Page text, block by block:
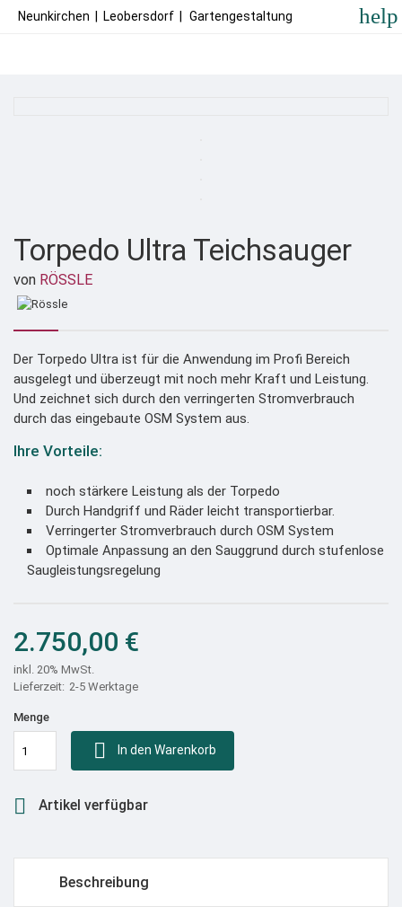
Neunkirchen Leobersdorf Gartengestaltung help
Torpedo Ultra Teichsauger
von RÖSSLE
Der Torpedo Ultra ist für die Anwendung im Profi Bereich
ausgelegt und überzeugt mit noch mehr Kraft und Leistung.
Und zeichnet sich durch den verringerten Stromverbrauch
durch das eingebaute OSM System aus.
Ihre Vorteile:
noch stärkere Leistung als der Torpedo
Durch Handgriff und Räder leicht transportierbar.
Verringerter Stromverbrauch durch OSM System
Optimale Anpassung an den Sauggrund durch stufenlose
Saugleistungsregelung
2.750,00 €
inkl. 20% MwSt.
2-5 Werktage
Menge
 In den Warenkorb
 Artikel verfügbar
Beschreibung